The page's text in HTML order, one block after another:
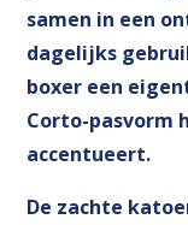
samen in een
dagelijks
boxer een
Corto-pasvorm
accentueert.
De zachte